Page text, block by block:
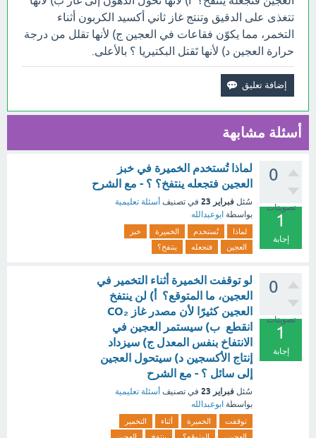
تتغذى على الدقيق وتنتج غاز ثاني أكسيد الكربون أثناء
التخمر، مما يكوّن فقاعات في العجين ج) لأنها تقلل من درجة
حرارة العجين د) لأنها تَقتل البكتيريا ؟ بالأعلى.
أسئلة مشابهة
0
تصويتات
1
إجابة
لماذا تُستخدم الخميرة في خبز
العجين فتجعله ينتفخ؟ ؟ - مع الشرح
سُئل فبراير 23 في تصنيف أسئلة تعليمية
بواسطة ابوعبدالله
لماذا تُستخدم الخميرة
خبز
العجين
فتجعله ينتفخ؟
0
تصويتات
1
إجابة
لو توقفت الخميرة أثناء التخمير في
العجين، ما المتوقع؟ أ) لن ينتفخ
العجين كثيرًا لأن مصدر غاز CO₂
انقطع ب) سيستمر العجين في
الانتفاخ بنفس المعدل ج) سيزداد
إنتاج الأكسجين د) سيتحول العجين
إلى سائل ؟ - مع الشرح
سُئل فبراير 23 في تصنيف أسئلة تعليمية
بواسطة ابوعبدالله
توقفت الخميرة أثناء
التخمير